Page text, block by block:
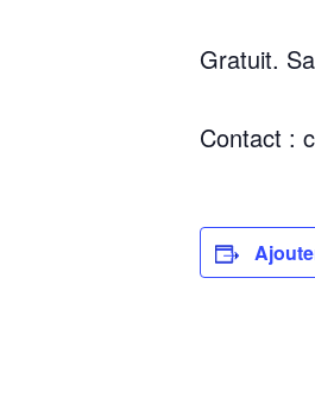
Gra­tuit.
Contact :